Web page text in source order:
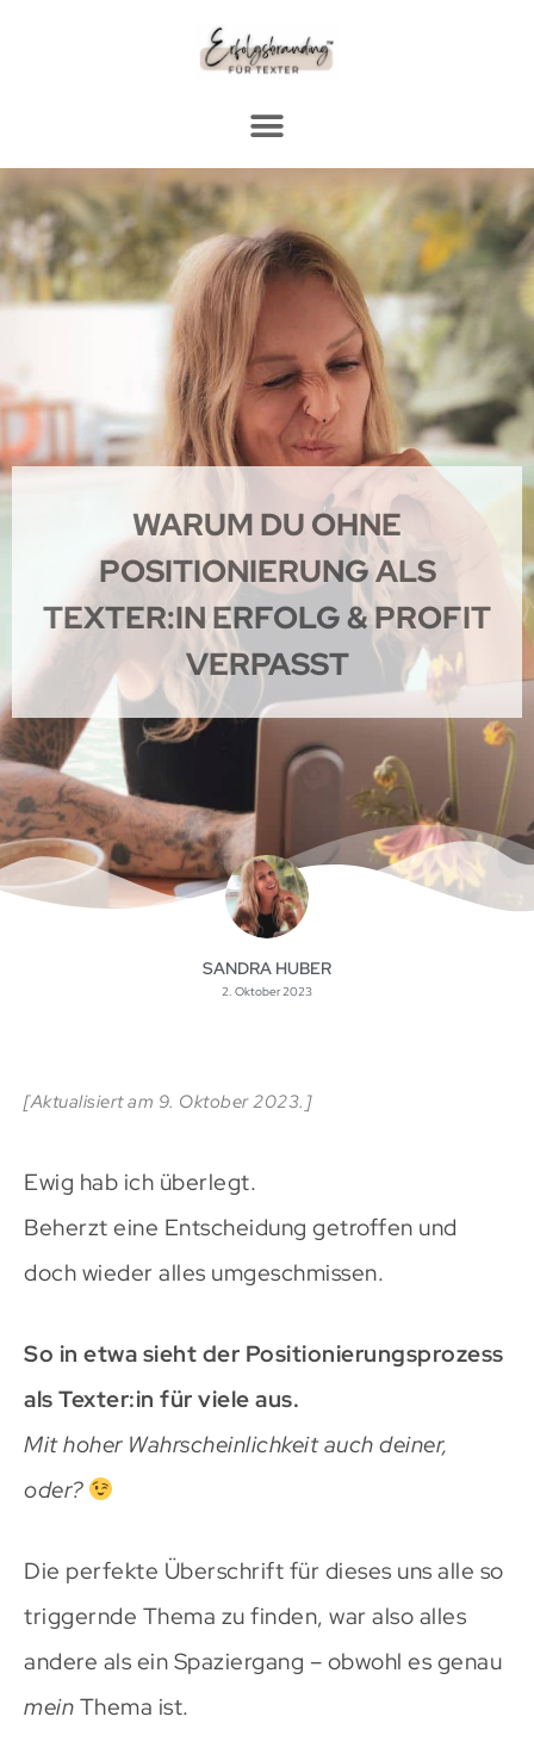
WARUM DU OHNE
POSITIONIERUNG ALS
TEXTER:IN ERFOLG & PROFIT
VERPASST
SANDRA HUBER
2. Oktober 2023
[Aktualisiert am 9. Oktober 2023.]
Ewig hab ich überlegt.
Beherzt eine Entscheidung getroffen und
doch wieder alles umgeschmissen.
So in etwa sieht der Positionierungsprozess
als Texter:in für viele aus.
Mit hoher Wahrscheinlichkeit auch deiner,
oder?
Die perfekte Überschrift für dieses uns alle so
triggernde Thema zu finden, war also alles
andere als ein Spaziergang – obwohl es genau
mein Thema ist.